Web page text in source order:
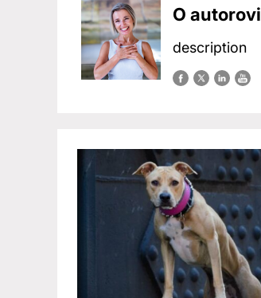
O autorovi
description